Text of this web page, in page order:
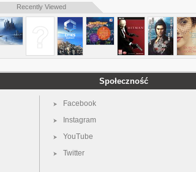
Recently Viewed
Społeczność
Facebook
Instagram
YouTube
Twitter